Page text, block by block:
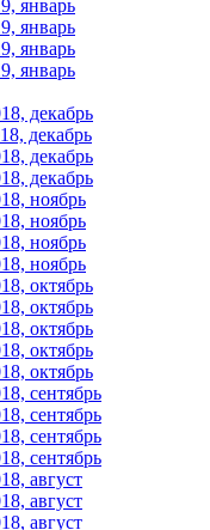
январь
январь
январь
январь
декабрь
декабрь
декабрь
декабрь
ноябрь
ноябрь
ноябрь
ноябрь
октябрь
октябрь
октябрь
октябрь
октябрь
сентябрь
сентябрь
сентябрь
сентябрь
август
август
август